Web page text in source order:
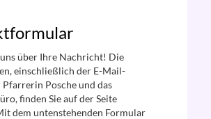
über Ihre Nachricht! Die
einschließlich der E-Mail-
Posche und das
finden Sie auf der Seite
dem untenstehenden Formular